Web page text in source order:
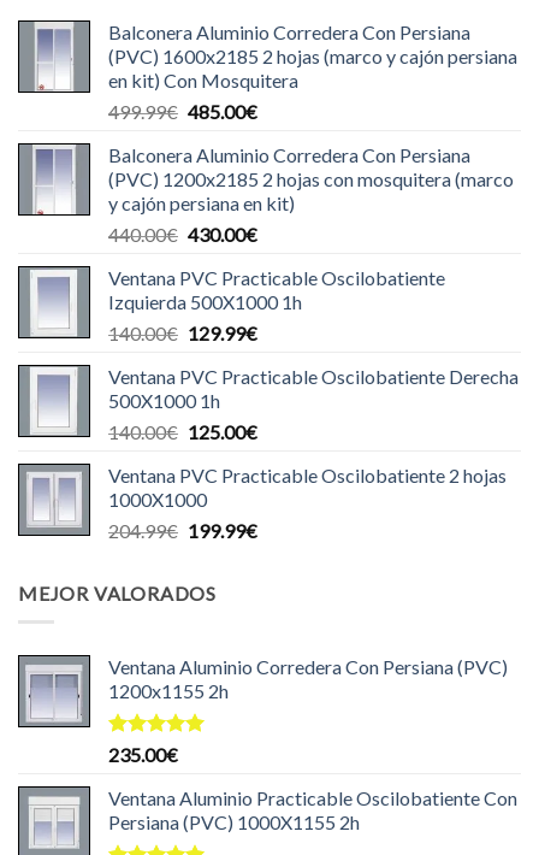
Balconera Aluminio Corredera Con Persiana
(PVC) 1600x2185 2 hojas (marco y cajón persiana
en kit) Con Mosquitera
499.99€ El
original
era:
499.99€.
485.00€El
actual
es:
485.00€.
Balconera Aluminio Corredera Con Persiana
(PVC) 1200x2185 2 hojas con mosquitera (marco
y cajón persiana en kit)
440.00€ El
original
era:
440.00€.
430.00€El
actual
es:
430.00€.
Ventana PVC Practicable Oscilobatiente
Izquierda 500X1000 1h
140.00€ El
original
era:
140.00€.
129.99€El
actual
129.99€.
Ventana PVC Practicable Oscilobatiente Derecha
500X1000 1h
140.00€ El
original
era:
140.00€.
125.00€El
actual
125.00€.
Ventana PVC Practicable Oscilobatiente 2 hojas
1000X1000
204.99€ El
era:
199.99€El
MEJOR VALORADOS
Ventana Aluminio Corredera Con Persiana (PVC)
1200x1155 2h
Valorado
de 5
235.00€
Ventana Aluminio Practicable Oscilobatiente Con
Persiana (PVC) 1000X1155 2h